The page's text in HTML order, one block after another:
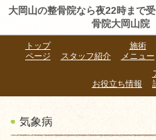
大岡山の整骨院なら夜22時まで
骨院大岡山院
トップ
ページ
スタッフ紹介
施術
メニュー
お役立ち情報
気象病